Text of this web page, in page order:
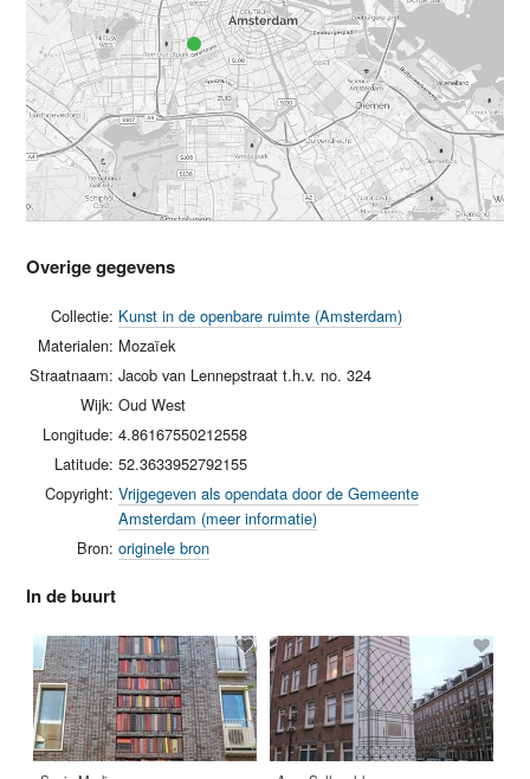
Overige gegevens
Collectie: Kunst in de openbare ruimte (Amsterdam)
Materialen: Mozaïek
Straatnaam: Jacob van Lennepstraat t.h.v. no. 324
Wijk: Oud West
Longitude: 4.86167550212558
Latitude: 52.3633952792155
Copyright: Vrijgegeven als opendata door de Gemeente
Amsterdam (meer informatie)
Bron: originele bron
In de buurt